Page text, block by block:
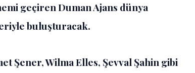
geçiren Duman Ajans dünya
buluşturacak.
Şener, Wilma Elles, Şevval Şahin gibi